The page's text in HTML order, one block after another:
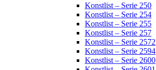
Konstlist – Serie 250
Konstlist – Serie 254
Konstlist – Serie 255
Konstlist – Serie 257
Konstlist – Serie 2572
Konstlist – Serie 2594
Konstlist – Serie 2600